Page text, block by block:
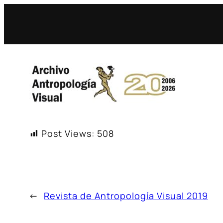
Post Views: 508
← Revista de Antropología Visual 2019